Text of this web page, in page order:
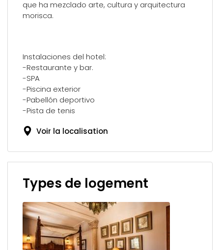
que ha mezclado arte, cultura y arquitectura
morisca.
Instalaciones del hotel:
-Restaurante y bar.
-SPA
-Piscina exterior
-Pabellón deportivo
-Pista de tenis
Voir la localisation
Types de logement